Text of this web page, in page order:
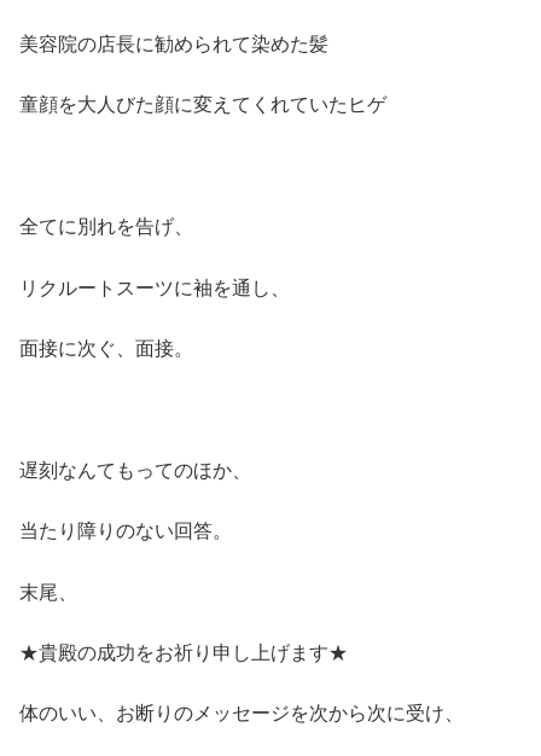
美容院の店長に勧められて染めた髪
童顔を大人びた顔に変えてくれていたヒゲ
全てに別れを告げ、
リクルートスーツに袖を通し、
面接に次ぐ、面接。
遅刻なんてもってのほか、
当たり障りのない回答。
末尾、
★貴殿の成功をお祈り申し上げます★
体のいい、お断りのメッセージを次から次に受け、